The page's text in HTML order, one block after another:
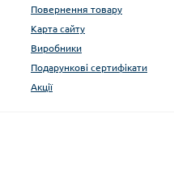
Повернення товару
Карта сайту
Виробники
Подарункові сертифікати
Акції